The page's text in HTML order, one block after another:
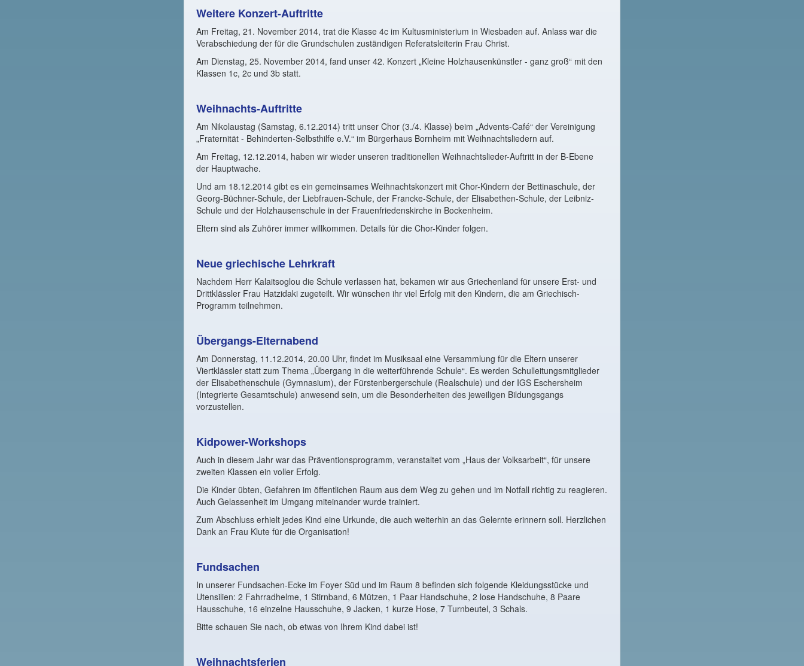
Weitere Konzert-Auftritte
Am Freitag, 21. November 2014, trat die Klasse 4c im Kultusministerium in Wiesbaden auf. Anlass war die
Verabschiedung der für die Grundschulen zuständigen Referatsleiterin Frau Christ.
Am Dienstag, 25. November 2014, fand unser 42. Konzert „Kleine Holzhausenkünstler - ganz groß“ mit den
Klassen 1c, 2c und 3b statt.
Weihnachts-Auftritte
Am Nikolaustag (Samstag, 6.12.2014) tritt unser Chor (3./4. Klasse) beim „Advents-Café“ der Vereinigung
„Fraternität - Behinderten-Selbsthilfe e.V.“ im Bürgerhaus Bornheim mit Weihnachtsliedern auf.
Am Freitag, 12.12.2014, haben wir wieder unseren traditionellen Weihnachtslieder-Auftritt in der B-Ebene
der Hauptwache.
Und am 18.12.2014 gibt es ein gemeinsames Weihnachtskonzert mit Chor-Kindern der Bettinaschule, der
Georg-Büchner-Schule, der Liebfrauen-Schule, der Francke-Schule, der Elisabethen-Schule, der Leibniz-
Schule und der Holzhausenschule in der Frauenfriedenskirche in Bockenheim.
Eltern sind als Zuhörer immer willkommen. Details für die Chor-Kinder folgen.
Neue griechische Lehrkraft
Nachdem Herr Kalaitsoglou die Schule verlassen hat, bekamen wir aus Griechenland für unsere Erst- und
Drittklässler Frau Hatzidaki zugeteilt. Wir wünschen ihr viel Erfolg mit den Kindern, die am Griechisch-
Programm teilnehmen.
Übergangs-Elternabend
Am Donnerstag, 11.12.2014, 20.00 Uhr, findet im Musiksaal eine Versammlung für die Eltern unserer
Viertklässler statt zum Thema „Übergang in die weiterführende Schule“. Es werden Schulleitungsmitglieder
der Elisabethenschule (Gymnasium), der Fürstenbergerschule (Realschule) und der IGS Eschersheim
(Integrierte Gesamtschule) anwesend sein, um die Besonderheiten des jeweiligen Bildungsgangs
vorzustellen.
Kidpower-Workshops
Auch in diesem Jahr war das Präventionsprogramm, veranstaltet vom „Haus der Volksarbeit“, für unsere
zweiten Klassen ein voller Erfolg.
Die Kinder übten, Gefahren im öffentlichen Raum aus dem Weg zu gehen und im Notfall richtig zu reagieren.
Auch Gelassenheit im Umgang miteinander wurde trainiert.
Zum Abschluss erhielt jedes Kind eine Urkunde, die auch weiterhin an das Gelernte erinnern soll. Herzlichen
Dank an Frau Klute für die Organisation!
Fundsachen
In unserer Fundsachen-Ecke im Foyer Süd und im Raum 8 befinden sich folgende Kleidungsstücke und
Utensilien: 2 Fahrradhelme, 1 Stirnband, 6 Mützen, 1 Paar Handschuhe, 2 lose Handschuhe, 8 Paare
Hausschuhe, 16 einzelne Hausschuhe, 9 Jacken, 1 kurze Hose, 7 Turnbeutel, 3 Schals.
Bitte schauen Sie nach, ob etwas von Ihrem Kind dabei ist!
Weihnachtsferien